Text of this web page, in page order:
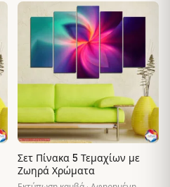
through
Σετ Πίνακα 5 Τεμαχίων με
Ζωηρά Χρώματα